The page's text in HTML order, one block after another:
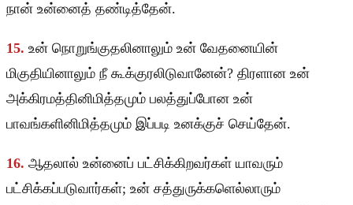
நான் உன்னைத் தண்டித்தேன்.
15. உன் நொறுங்குதலினாலும் உன் வேதனையின்
மிகுதியினாலும் நீ கூக்குரலிடுவானேன்? திரளான உன்
அக்கிரமத்தினிமித்தமும் பலத்துப்போன உன்
பாவங்களினிமித்தமும் இப்படி உனக்குச் செய்தேன்.
16. ஆதலால் உன்னைப் பட்சிக்கிறவர்கள் யாவரும்
பட்சிக்கப்படுவார்கள்; உன் சத்துருக்களெல்லாரும்